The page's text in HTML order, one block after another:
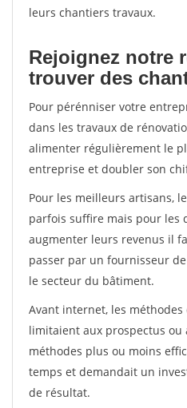
leurs chantiers travaux.
Rejoignez notre
trouver des
Pour pérénniser votre
dans les travaux de
alimenter régulièrement le
entreprise et doubler son
Pour les meilleurs artisans,
parfois suffire mais pour les
augmenter leurs revenus il
passer par un fournisseur
le secteur du bâtiment.
Avant internet, les
limitaient aux prospectus ou
méthodes plus ou moins
temps et demandait un
de résultat.